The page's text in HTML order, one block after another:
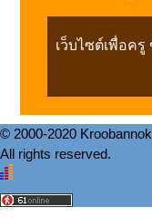
เว็บไซต์เพื่อค
© 2000-2020
All rights reserved.